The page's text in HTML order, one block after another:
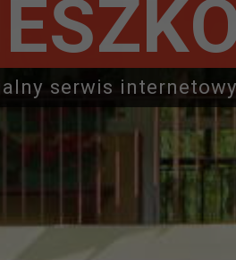
serwis